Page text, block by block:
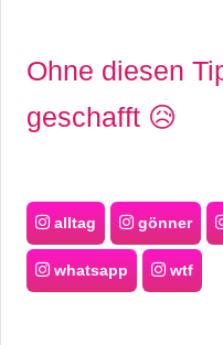
Ohne diesen
geschafft 😥
alltag gönner
whatsapp wtf